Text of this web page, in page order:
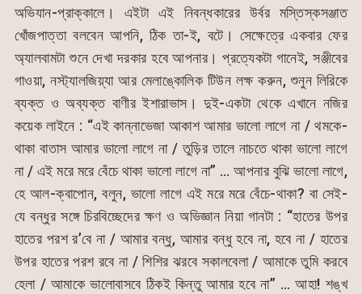
অভিযান-প্রাক্কালে। এইটা এই নিবন্ধকারের উর্বর মস্তিস্কসঞ্জাত
খোঁজপাত্তা বলবেন আপনি, ঠিক তা-ই, বটে। সেক্ষেত্রে একবার ফের
অ্যালবামটা শুনে দেখা দরকার হবে আপনার। প্রত্যেকটা গানেই, সঞ্জীবের
গাওয়া, নস্ট্যালজিয়্যা আর মেলাঙ্কোলিক টিউন লক্ষ করুন, শুনুন লিরিকে
ব্যক্ত ও অব্যক্ত বাণীর ইশারাভাস। দুই-একটা থেকে এখানে নজির
কয়েক লাইনে : “এই কান্নাভেজা আকাশ আমার ভালো লাগে না / থমকে-
থাকা বাতাস আমার ভালো লাগে না / তুড়ির তালে নাচতে থাকা ভালো লাগে
না / এই মরে মরে বেঁচে থাকা ভালো লাগে না” … আপনার বুঝি ভালো লাগে,
হে আল-ক্বাপোন, বলুন, ভালো লাগে এই মরে মরে বেঁচে-থাকা? বা সেই-
যে বন্ধুর সঙ্গে চিরবিচ্ছেদের ক্ষণ ও অভিজ্ঞান নিয়া গানটা : “হাতের উপর
হাতের পরশ র’বে না / আমার বন্ধু, আমার বন্ধু হবে না, হবে না / হাতের
উপর হাতের পরশ রবে না / শিশির ঝরবে সকালবেলা / আমাকে তুমি করবে
হেলা / আমাকে ভালোবাসবে ঠিকই কিন্তু আমার হবে না” … আহা! শঙ্খ